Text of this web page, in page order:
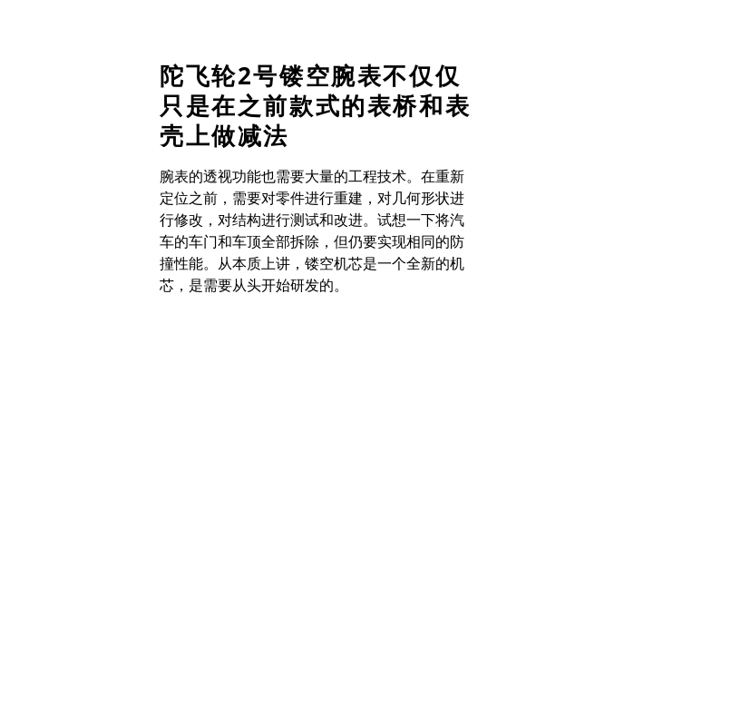
陀飞轮2号镂空腕表不仅仅
只是在之前款式的表桥和表
壳上做减法
腕表的透视功能也需要大量的工程技术。在重新
定位之前，需要对零件进行重建，对几何形状进
行修改，对结构进行测试和改进。试想一下将汽
车的车门和车顶全部拆除，但仍要实现相同的防
撞性能。从本质上讲，镂空机芯是一个全新的机
芯，是需要从头开始研发的。